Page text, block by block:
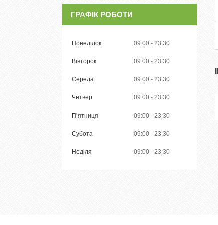
ГРАФІК РОБОТИ
Понеділок 09:00 23:30
Вівторок 09:00 23:30
Середа 09:00 23:30
Четвер 09:00 23:30
Пʼятниця 09:00 23:30
Субота 09:00 23:30
Неділя 09:00 23:30